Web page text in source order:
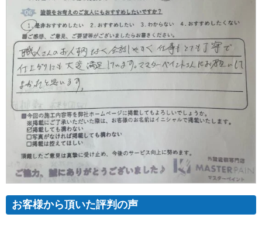
お客様から頂いた評判の声